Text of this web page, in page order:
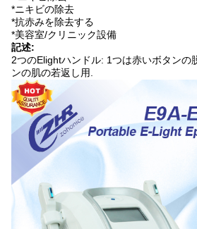
*ニキビの除去
*抗赤みを除去する
*美容室/クリニック設備
記述:
2つのElightハンドル: 1つは赤いボタンの
ンの肌の若返し用.